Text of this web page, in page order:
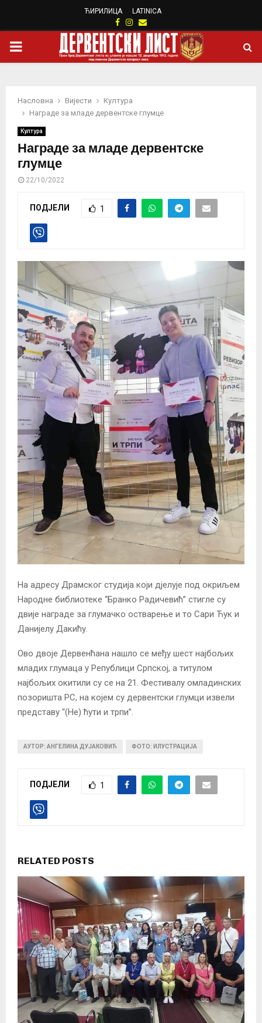
ЋИРИЛИЦА LATINICA
Facebook
Instagram
Email
PRIMARY
Насловна Вијести
Култура
Награде за младе дервентске глумце
Култура
Награде за младе дервентске
глумце
22/10/2022
ПОДЈЕЛИ 1
На адресу Драмског студија који дјелује под окриљем
Народне библиотеке “Бранко Радичевић” стигле су
двије награде за глумачко остварење и то Сари Ћук и
Данијелу Дакићу.
Ово двоје Дервенћана нашло се међу шест најбољих
младих глумаца у Републици Српској, а титулом
најбољих окитили су се на 21. Фестивалу омладинских
позоришта РС, на којем су дервентски глумци извели
представу “(Не) ћути и трпи”.
АУТОР: АНГЕЛИНА ДУЈАКОВИЋ ФОТО: ИЛУСТРАЦИЈА
ПОДЈЕЛИ 1
RELATED POSTS